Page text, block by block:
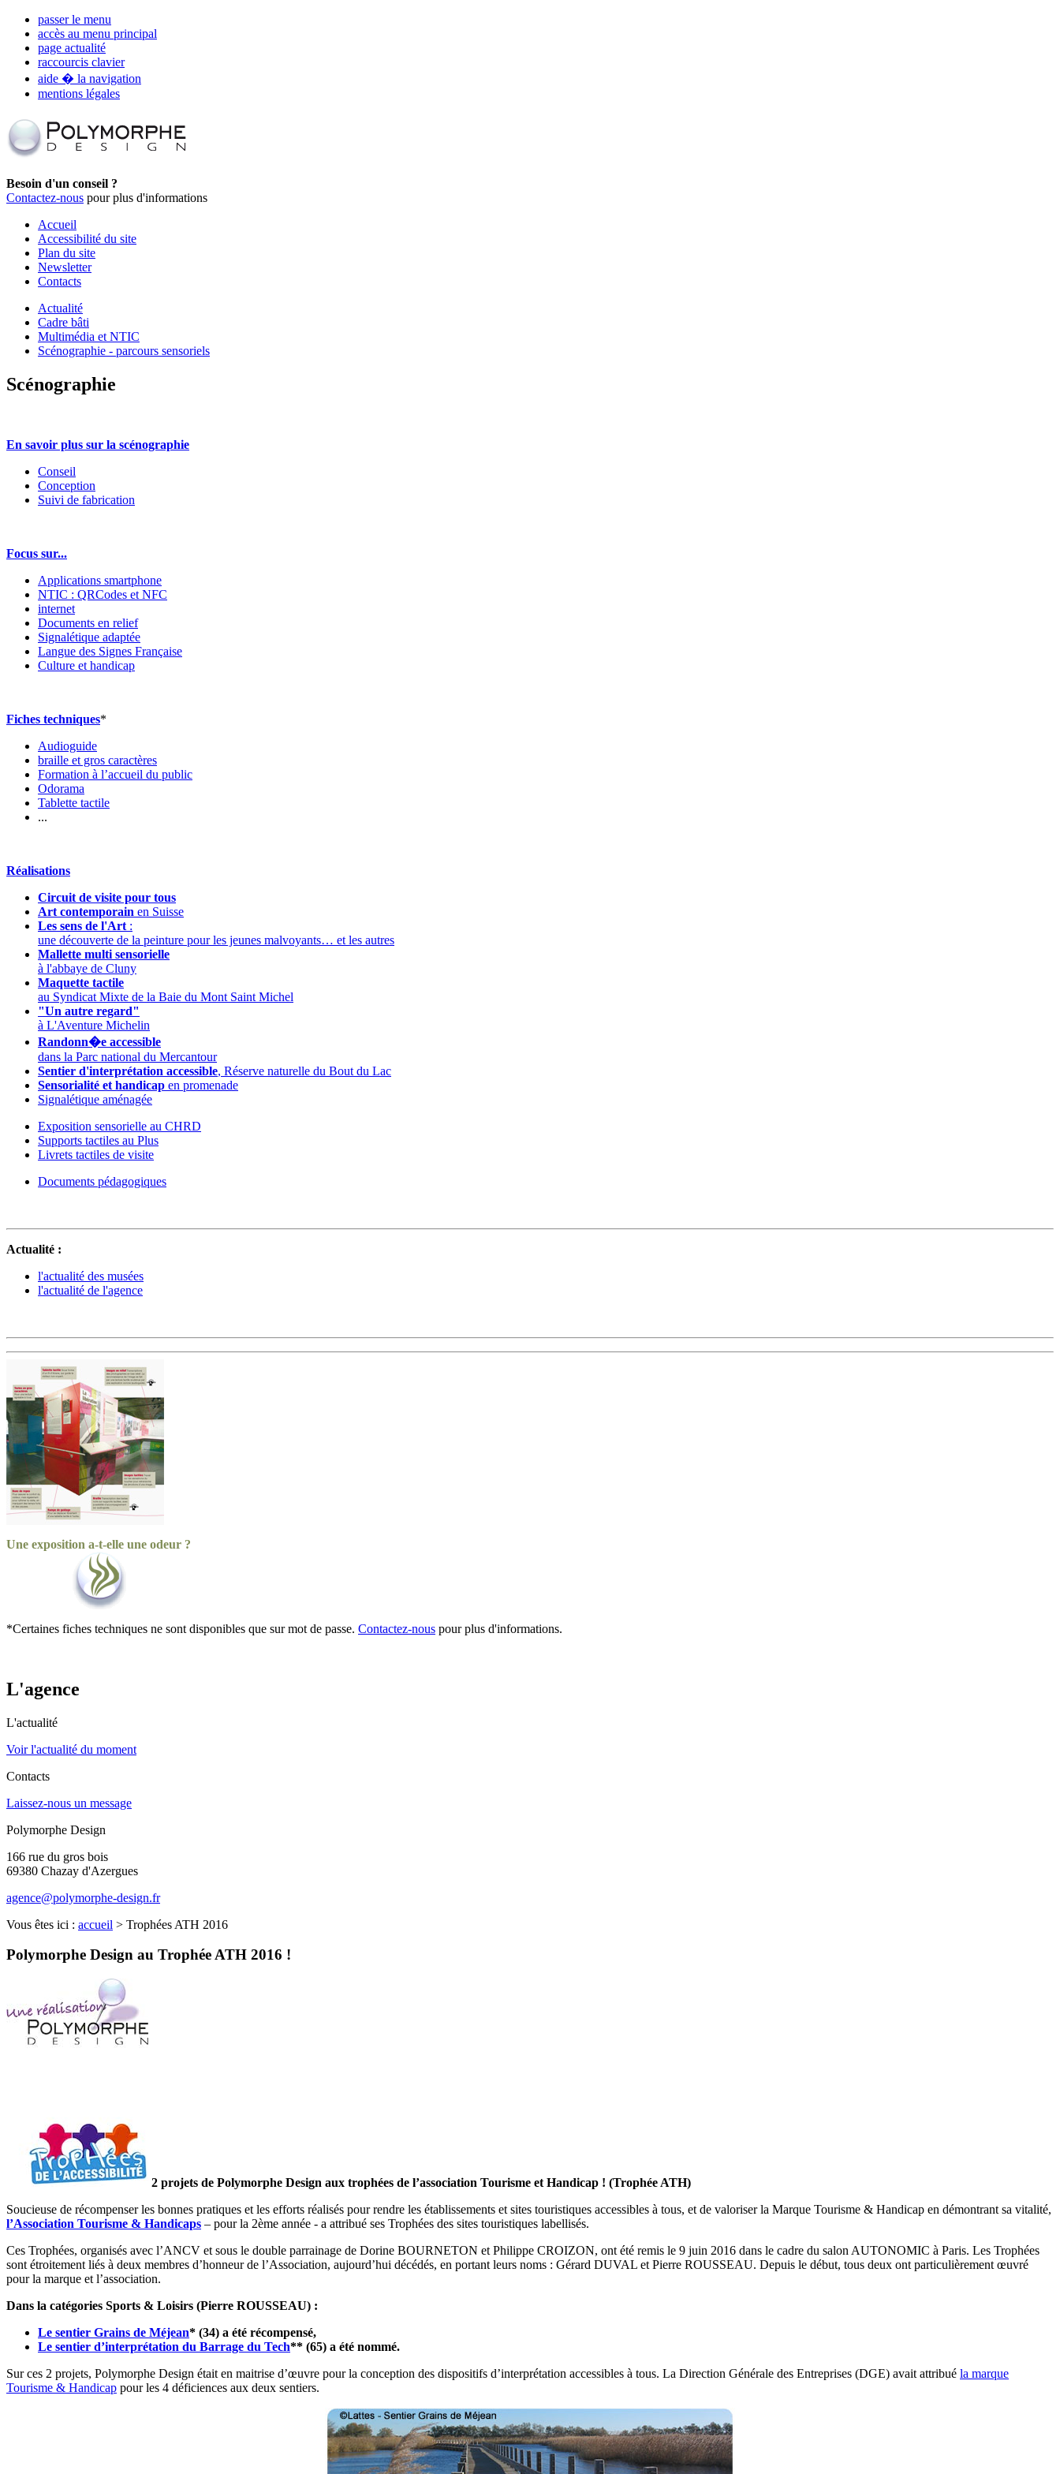
passer le menu
accès au menu principal
page actualité
raccourcis clavier
aide � la navigation
mentions légales
Besoin d'un conseil ?
Contactez-nous pour plus d'informations
Accueil
Accessibilité du site
Plan du site
Newsletter
Contacts
Actualité
Cadre bâti
Multimédia et NTIC
Scénographie - parcours sensoriels
Scénographie
En savoir plus sur la scénographie
Conseil
Conception
Suivi de fabrication
Focus sur...
Applications smartphone
NTIC : QRCodes et NFC
internet
Documents en relief
Signalétique adaptée
Langue des Signes Française
Culture et handicap
Fiches techniques*
Audioguide
braille et gros caractères
Formation à l’accueil du public
Odorama
Tablette tactile
...
Réalisations
Circuit de visite pour tous
Art contemporain en Suisse
Les sens de l'Art :
une découverte de la peinture pour les jeunes malvoyants… et les autres
Mallette multi sensorielle
à l'abbaye de Cluny
Maquette tactile
au Syndicat Mixte de la Baie du Mont Saint Michel
"Un autre regard"
à L'Aventure Michelin
Randonn�e accessible
dans la Parc national du Mercantour
Sentier d'interprétation accessible, Réserve naturelle du Bout du Lac
Sensorialité et handicap en promenade
Signalétique aménagée
Exposition sensorielle au CHRD
Supports tactiles au Plus
Livrets tactiles de visite
Documents pédagogiques
Actualité :
l'actualité des musées
l'actualité de l'agence
Une exposition a-t-elle une odeur ?
*Certaines fiches techniques ne sont disponibles que sur mot de passe. Contactez-nous pour plus d'informations.
L'agence
L'actualité
Voir l'actualité du moment
Contacts
Laissez-nous un message
Polymorphe Design
166 rue du gros bois
69380 Chazay d'Azergues
agence@polymorphe-design.fr
Vous êtes ici : accueil > Trophées ATH 2016
Polymorphe Design au Trophée ATH 2016 !
2 projets de Polymorphe Design aux trophées de l’association Tourisme et Handicap ! (Trophée ATH)
Soucieuse de récompenser les bonnes pratiques et les efforts réalisés pour rendre les établissements et sites touristiques accessibles à tous, et de valoriser la Marque Tourisme & Handicap en démontrant sa vitalité,
l’Association Tourisme & Handicaps – pour la 2ème année - a attribué ses Trophées des sites touristiques labellisés.
Ces Trophées, organisés avec l’ANCV et sous le double parrainage de Dorine BOURNETON et Philippe CROIZON, ont été remis le 9 juin 2016 dans le cadre du salon AUTONOMIC à Paris. Les Trophées
sont étroitement liés à deux membres d’honneur de l’Association, aujourd’hui décédés, en portant leurs noms : Gérard DUVAL et Pierre ROUSSEAU. Depuis le début, tous deux ont particulièrement œuvré
pour la marque et l’association.
Dans la catégories Sports & Loisirs (Pierre ROUSSEAU) :
Le sentier Grains de Méjean* (34) a été récompensé,
Le sentier d’interprétation du Barrage du Tech** (65) a été nommé.
Sur ces 2 projets, Polymorphe Design était en maitrise d’œuvre pour la conception des dispositifs d’interprétation accessibles à tous. La Direction Générale des Entreprises (DGE) avait attribué la marque
Tourisme & Handicap pour les 4 déficiences aux deux sentiers.